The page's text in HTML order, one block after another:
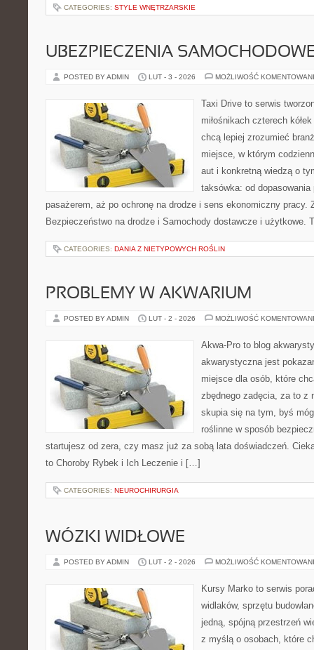
CATEGORIES: STYLE WNĘTRZARSKIE
UBEZPIECZENIA
POSTED BY ADMIN LUT - 3 - 2026 MOŻLIWOŚĆ
Taxi Drive to serwis
miłośnikach czterech
chcą lepiej zrozumieć
miejsce, w którym
aut i konkretną wiedzą o
taksówka: od
pasażerem, aż po ochronę na drodze i sens ekonomiczny pracy.
Bezpieczeństwo na drodze i Samochody dostawcze i użytkowe.
CATEGORIES: DANIA Z NIETYPOWYCH ROŚLIN
PROBLEMY W AKWARIUM
POSTED BY ADMIN LUT - 2 - 2026 MOŻLIWOŚĆ
Akwa-Pro to blog
akwarystyczna jest
miejsce dla osób, które
zbędnego zadęcia, za to z
skupia się na tym, byś
roślinne w sposób
startujesz od zera, czy masz już za sobą lata doświadczeń.
to Choroby Rybek i Ich Leczenie i […]
CATEGORIES: NEUROCHIRURGIA
WÓZKI WIDŁOWE
POSTED BY ADMIN LUT - 2 - 2026 MOŻLIWOŚĆ
Kursy Marko to serwis
widlaków, sprzętu
jedną, spójną przestrzeń
z myślą o osobach, które